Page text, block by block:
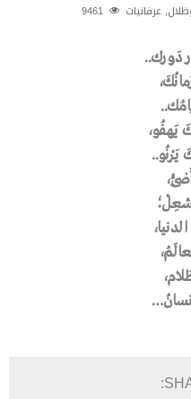
, عرفانيات
دَورك..
يَهفُو،
يَرْنُو..